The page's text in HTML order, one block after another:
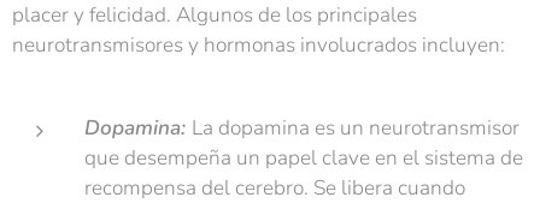
placer y felicidad. Algunos de los principales
neurotransmisores y hormonas involucrados incluyen:
Dopamina: La dopamina es un neurotransmisor
que desempeña un papel clave en el sistema de
recompensa del cerebro. Se libera cuando